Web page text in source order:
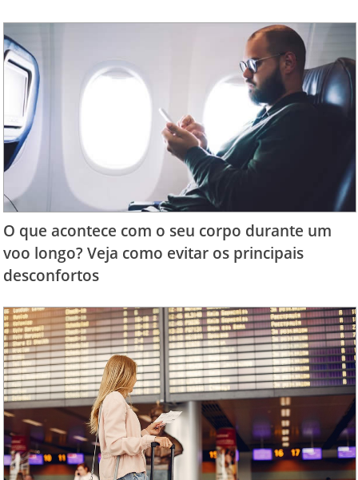
O que acontece com o seu corpo durante um
voo longo? Veja como evitar os principais
desconfortos